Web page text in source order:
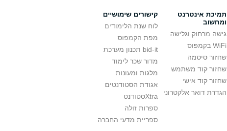
תמיכת אינטרנט
ומחשוב
גישה מרחוק וגלישה
WiFi בקמפוס
שחזור סיסמה
שחזור קוד משתמש
שחזור קוד אישי
הגדרת דואר אלקטרוני
קישורים שימושיים
לוח שנת הלימודים
מפת הקמפוס
bid-it תכנון מערכת
מדור שכר לימוד
מלגות ומעונות
אגודת הסטודנטים
Xtraסטודנט
ספרות זולה
ספריית מדעי החברה